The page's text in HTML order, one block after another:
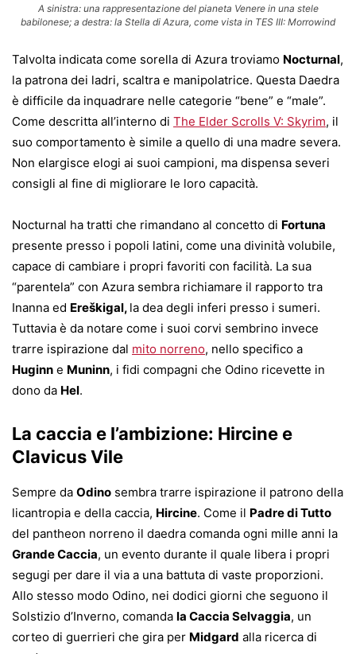
A sinistra: una rappresentazione del pianeta Venere in una stele
babilonese; a destra: la Stella di Azura, come vista in TES III: Morrowind
Talvolta indicata come sorella di Azura troviamo Nocturnal,
la patrona dei ladri, scaltra e manipolatrice. Questa Daedra
è difficile da inquadrare nelle categorie “bene” e “male”.
Come descritta all’interno di The Elder Scrolls V: Skyrim, il
suo comportamento è simile a quello di una madre severa.
Non elargisce elogi ai suoi campioni, ma dispensa severi
consigli al fine di migliorare le loro capacità.
Nocturnal ha tratti che rimandano al concetto di Fortuna
presente presso i popoli latini, come una divinità volubile,
capace di cambiare i propri favoriti con facilità. La sua
“parentela” con Azura sembra richiamare il rapporto tra
Inanna ed Ereškigal, la dea degli inferi presso i sumeri.
Tuttavia è da notare come i suoi corvi sembrino invece
trarre ispirazione dal mito norreno, nello specifico a
Huginn e Muninn, i fidi compagni che Odino ricevette in
dono da Hel.
La caccia e l’ambizione: Hircine e
Clavicus Vile
Sempre da Odino sembra trarre ispirazione il patrono della
licantropia e della caccia, Hircine. Come il Padre di Tutto
del pantheon norreno il daedra comanda ogni mille anni la
Grande Caccia, un evento durante il quale libera i propri
segugi per dare il via a una battuta di vaste proporzioni.
Allo stesso modo Odino, nei dodici giorni che seguono il
Solstizio d’Inverno, comanda la Caccia Selvaggia, un
corteo di guerrieri che gira per Midgard alla ricerca di